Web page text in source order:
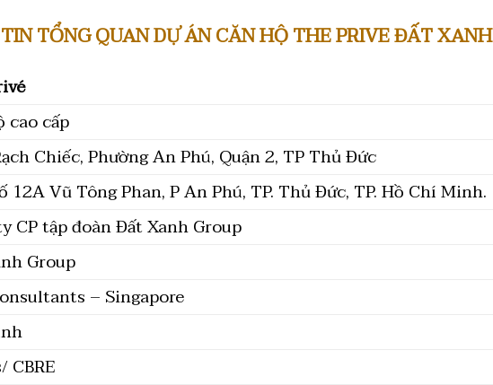
TỔNG QUAN DỰ ÁN CĂN HỘ THE PRIVE ĐẤT XANH
cao cấp
Chiếc, Phường An Phú, Quận 2, TP Thủ Đức
12A Vũ Tông Phan, P An Phú, TP. Thủ Đức, TP. Hồ Chí Minh.
CP tập đoàn Đất Xanh Group
Group
– Singapore
CBRE